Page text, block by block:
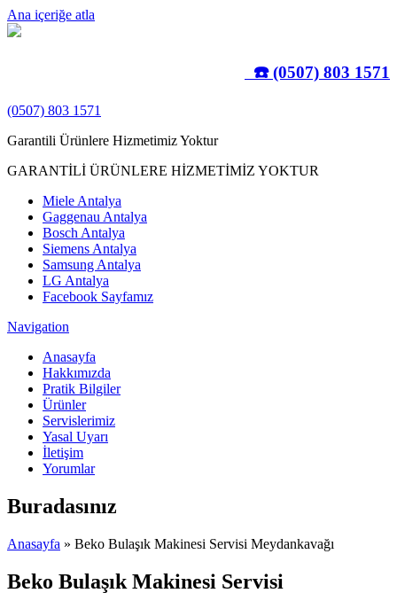
Ana içeriğe atla
☎️ (0507) 803 1571
(0507) 803 1571
Garantili Ürünlere Hizmetimiz Yoktur
GARANTİLİ ÜRÜNLERE HİZMETİMİZ YOKTUR
Miele Antalya
Gaggenau Antalya
Bosch Antalya
Siemens Antalya
Samsung Antalya
LG Antalya
Facebook Sayfamız
Navigation
Anasayfa
Hakkımızda
Pratik Bilgiler
Ürünler
Servislerimiz
Yasal Uyarı
İletişim
Yorumlar
Buradasınız
Anasayfa » Beko Bulaşık Makinesi Servisi Meydankavağı
Beko Bulaşık Makinesi Servisi